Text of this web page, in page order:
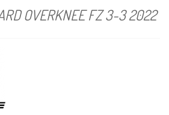
OVERKNEE FZ 3-3 2022